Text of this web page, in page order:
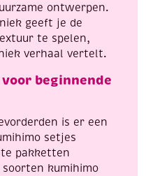
ontwerpen.
geeft je de
te spelen,
verhaal vertelt.
beginnende
is er een
setjes
pakketten
kumihimo